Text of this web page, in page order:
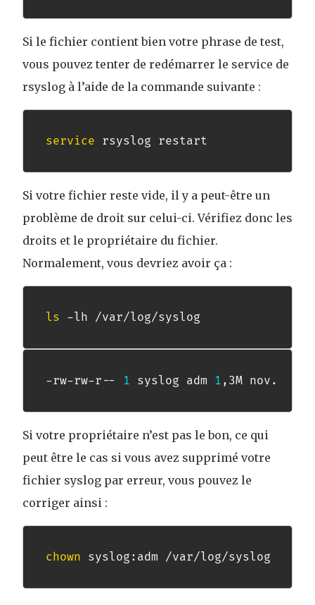
Si le fichier contient bien votre phrase de test,
vous pouvez tenter de redémarrer le service de
rsyslog à l’aide de la commande suivante :
service rsyslog restart
Si votre fichier reste vide, il y a peut-être un
problème de droit sur celui-ci. Vérifiez donc les
droits et le propriétaire du fichier.
Normalement, vous devriez avoir ça :
ls -lh /var/log/syslog
-rw-rw-r-- 1 syslog adm 1 ,3M nov.
Si votre propriétaire n’est pas le bon, ce qui
peut être le cas si vous avez supprimé votre
fichier syslog par erreur, vous pouvez le
corriger ainsi :
chown syslog:adm /var/log/syslog